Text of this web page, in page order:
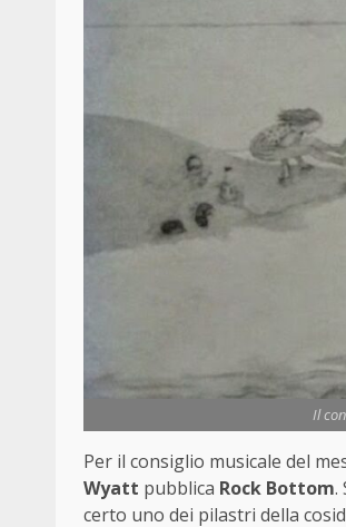
Il
Per il consiglio musicale del
Wyatt pubblica Rock Bottom.
certo uno dei pilastri della